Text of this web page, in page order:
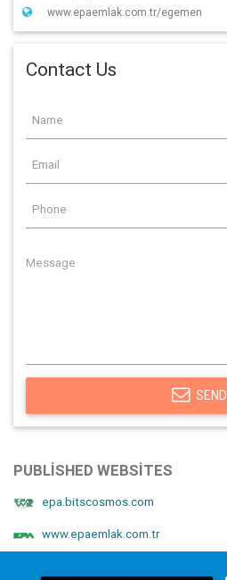
www.epaemlak.com.tr/egemen
Contact Us
SEND
PUBLISHED WEBSITES
epa.bitscosmos.com
www.epaemlak.com.tr